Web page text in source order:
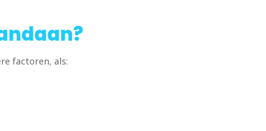
factoren, als: